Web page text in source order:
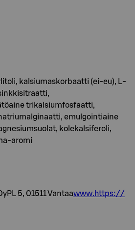
kalsiumaskorbaatti (ei-eu), L-
trikalsiumfosfaatti,
emulgointiaine
kolekalsiferoli,
aromi
5, 01511 Vantaawww.https://